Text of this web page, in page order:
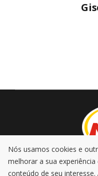
AO VIVO
Nós usamos cookies e
melhorar a sua
conteúdo de seu